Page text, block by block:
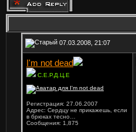
07.03.2008, 21:07
I'm not dead
С.Е.Р.Д.Ц.Е
Регистрация: 27.06.2007
Адрес: Сердцу не прикажешь, если
в брюках тесно…
Сообщения: 1,875